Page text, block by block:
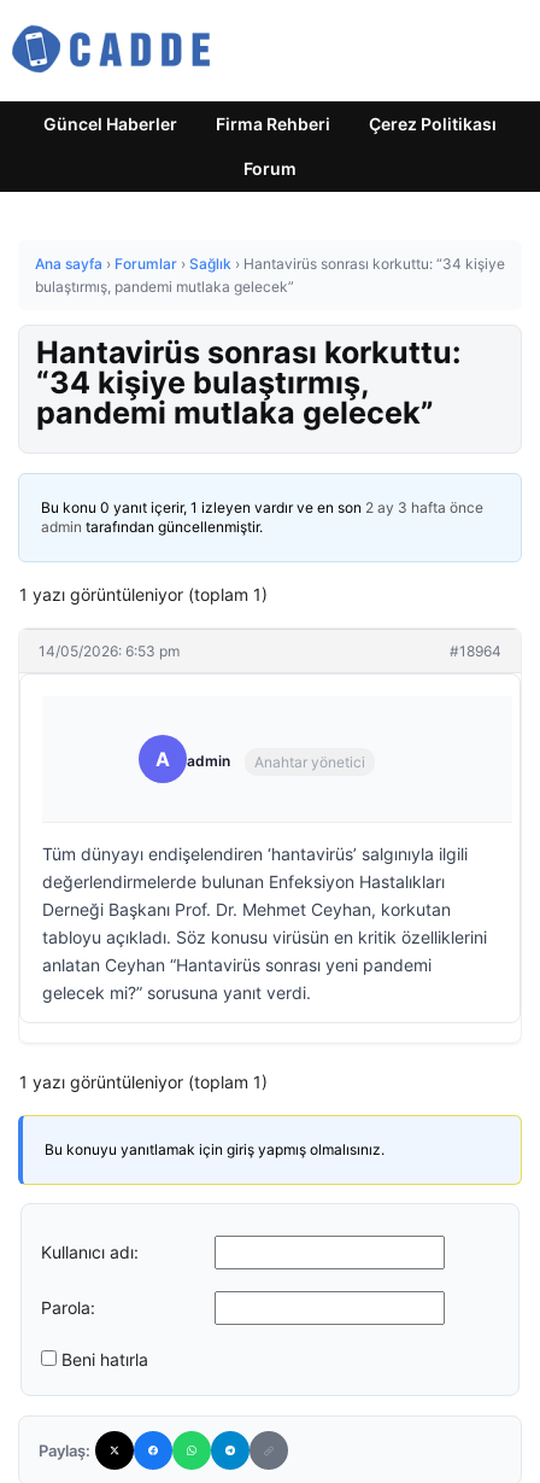
Güncel Haberler Firma Rehberi Çerez Politikası
Forum
Ana sayfa › Forumlar › Sağlık › Hantavirüs sonrası korkuttu: “34 kişiye
bulaştırmış, pandemi mutlaka gelecek”
Hantavirüs sonrası korkuttu:
“34 kişiye bulaştırmış,
pandemi mutlaka gelecek”
Bu konu 0 yanıt içerir, 1 izleyen vardır ve en son 2 ay 3 hafta önce
admin tarafından güncellenmiştir.
1 yazı görüntüleniyor (toplam 1)
14/05/2026: 6:53 pm #18964
A admin Anahtar yönetici
Tüm dünyayı endişelendiren ‘hantavirüs’ salgınıyla ilgili
değerlendirmelerde bulunan Enfeksiyon Hastalıkları
Derneği Başkanı Prof. Dr. Mehmet Ceyhan, korkutan
tabloyu açıkladı. Söz konusu virüsün en kritik özelliklerini
anlatan Ceyhan “Hantavirüs sonrası yeni pandemi
gelecek mi?” sorusuna yanıt verdi.
1 yazı görüntüleniyor (toplam 1)
Bu konuyu yanıtlamak için giriş yapmış olmalısınız.
Kullanıcı adı:
Parola:
Beni hatırla
Paylaş: